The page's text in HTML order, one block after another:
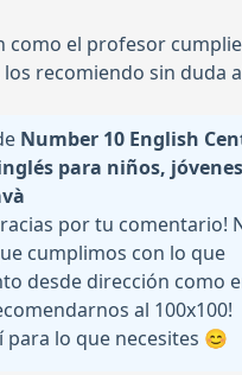
como el profesor
recomiendo sin duda
Number 10 English
para niños,
por tu comentario!
cumplimos con lo que
desde dirección como
al 100x100!
para lo que necesites 😊